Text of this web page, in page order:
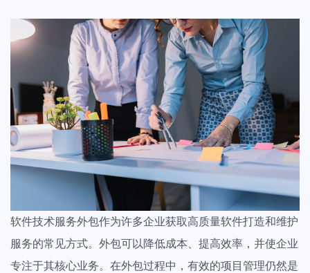
创建任务分解您的工作量，分配给团队成员
重要文件多版本保存，支持标注审阅意见
证据链留存
任务和文件的审批流程，客户表态永久留存
给客户带来好的体验，促进合作的效率
数据统计
构建个性化仪表盘显示关键项目指标，查看一目了然
法律、会计、金融等专业的咨询服务需要更专业的服务方式，服务更透
明，流程更清晰、客户更满意
创意设计团队
拿下客户从为客户构建一个颇具独特创意和极致美学的明雀在线合作空
间开始
前沿文章
最新实战干货&经验
调研报告&白皮书
明雀&产品动态
线上直播&线下活动
查看全部内容
软件技术服务外包作为许多企业获取高质量软件打造和维护
服务的常见方式。外包可以降低成本、提高效率，并使企业
专注于其核心业务。在外包过程中，有效的项目管理仍然是